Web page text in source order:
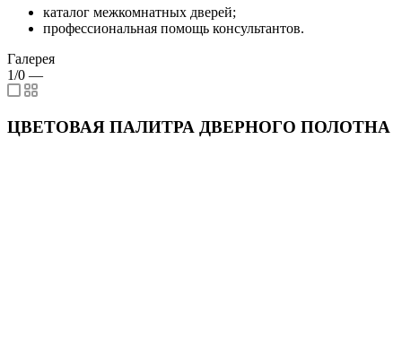
каталог межкомнатных дверей;
профессиональная помощь консультантов.
Галерея
1/0 —
ЦВЕТОВАЯ ПАЛИТРА ДВЕРНОГО ПОЛОТНА